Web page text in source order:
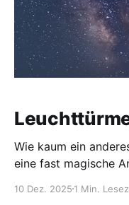
Wie kaum ein
eine fast magische
teilweise heute
10 Dez. 2025 1 Min.